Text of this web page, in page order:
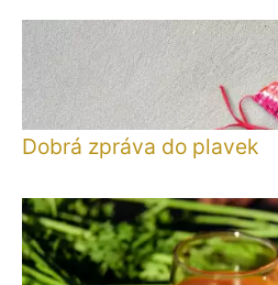
Dobrá zpráva do plavek